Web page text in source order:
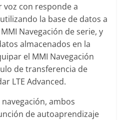
con responde a
la base de datos a
Navegación de serie, y
almacenados en la
el MMI Navegación
de transferencia de
LTE Advanced.
ambos
de autoaprendizaje